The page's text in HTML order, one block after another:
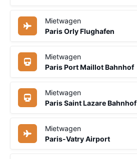
Mietwagen
Paris Orly Flughafen
Mietwagen
Paris Port Maillot Bahnhof
Mietwagen
Paris Saint Lazare Bahnhof
Mietwagen
Paris-Vatry Airport